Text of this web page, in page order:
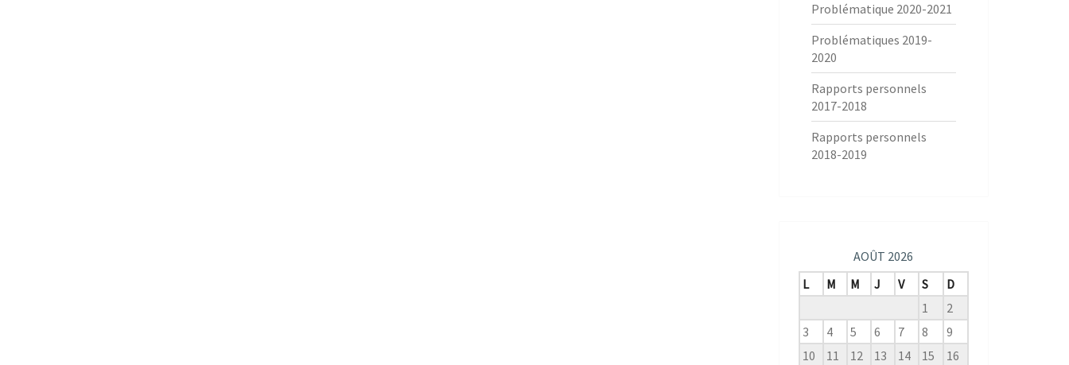
Problématique 2020-2021
Problématiques 2019-
2020
Rapports personnels
2017-2018
Rapports personnels
2018-2019
AOÛT 2026
L
M M J V S
D
1
2
3
4 5 6 7 8
9
10
11 12 13 14 15 16